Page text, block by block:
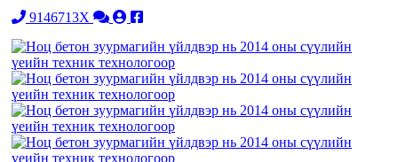
9146713X